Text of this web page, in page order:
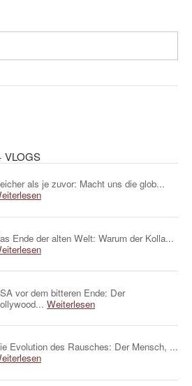
VLOGS
als je zuvor: Macht uns die glob...
Ende der alten Welt: Warum der Kolla...
vor dem bitteren Ende: Der
Weiterlesen
Evolution des Rausches: Der Mensch, ...